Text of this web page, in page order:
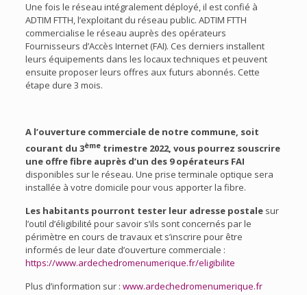
Une fois le réseau intégralement déployé, il est confié à
ADTIM FTTH, l’exploitant du réseau public. ADTIM FTTH
commercialise le réseau auprès des opérateurs
Fournisseurs d’Accès Internet (FAI). Ces derniers installent
leurs équipements dans les locaux techniques et peuvent
ensuite proposer leurs offres aux futurs abonnés. Cette
étape dure 3 mois.
A l’ouverture commerciale de notre commune, soit
courant du 3èmetrimestre 2022, vous pourrez souscrire
une offre fibre auprès d’un des 9 opérateurs FAI
disponibles sur le réseau. Une prise terminale optique sera
installée à votre domicile pour vous apporter la fibre.
Les habitants pourront tester leur adresse postale sur
l’outil d’éligibilité pour savoir s’ils sont concernés par le
périmètre en cours de travaux et s’inscrire pour être
informés de leur date d’ouverture commerciale :
https://www.ardechedromenumerique.fr/eligibilite
Plus d’information sur : www.ardechedromenumerique.fr